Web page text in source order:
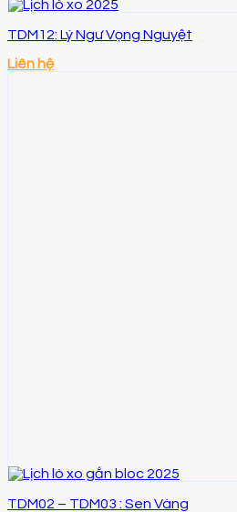
TDM12: Lý Ngư Vọng Nguyệt
Liên hệ
TDM02 – TDM03 : Sen Vàng